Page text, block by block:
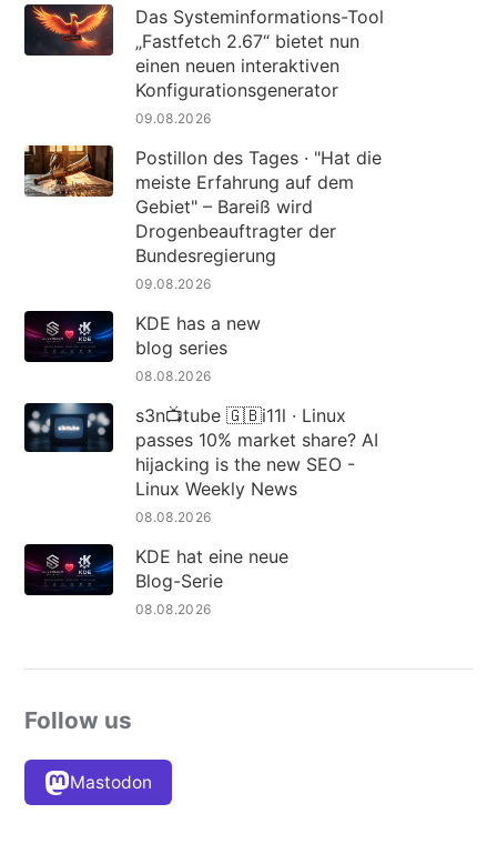
Das Systeminformations-Tool
„Fastfetch 2.67“ bietet nun
einen neuen interaktiven
Konfigurationsgenerator
09.08.2026
Postillon des Tages · "Hat die
meiste Erfahrung auf dem
Gebiet" – Bareiß wird
Drogenbeauftragter der
Bundesregierung
09.08.2026
KDE has a new
blog series
08.08.2026
s3n📺tube 🇬🇧i11l · Linux
passes 10% market share? AI
hijacking is the new SEO -
Linux Weekly News
08.08.2026
KDE hat eine neue
Blog-Serie
08.08.2026
Follow us
Mastodon